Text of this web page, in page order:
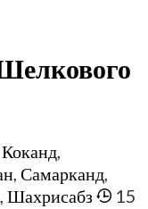
,Коканд
Самарканд
Шахрисабз
15